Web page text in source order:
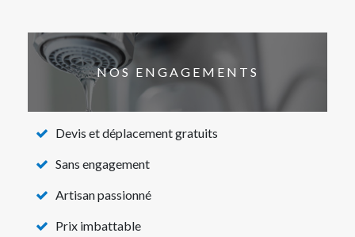
NOS ENGAGEMENTS
Devis et déplacement gratuits
Sans engagement
Artisan passionné
Prix imbattable